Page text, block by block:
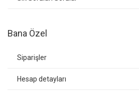
Bana Özel
Siparişler
Hesap detayları